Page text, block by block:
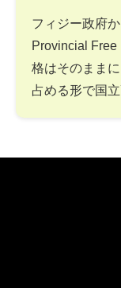
フィジー政府
Provincial Free
格はそのまま
占める形で国